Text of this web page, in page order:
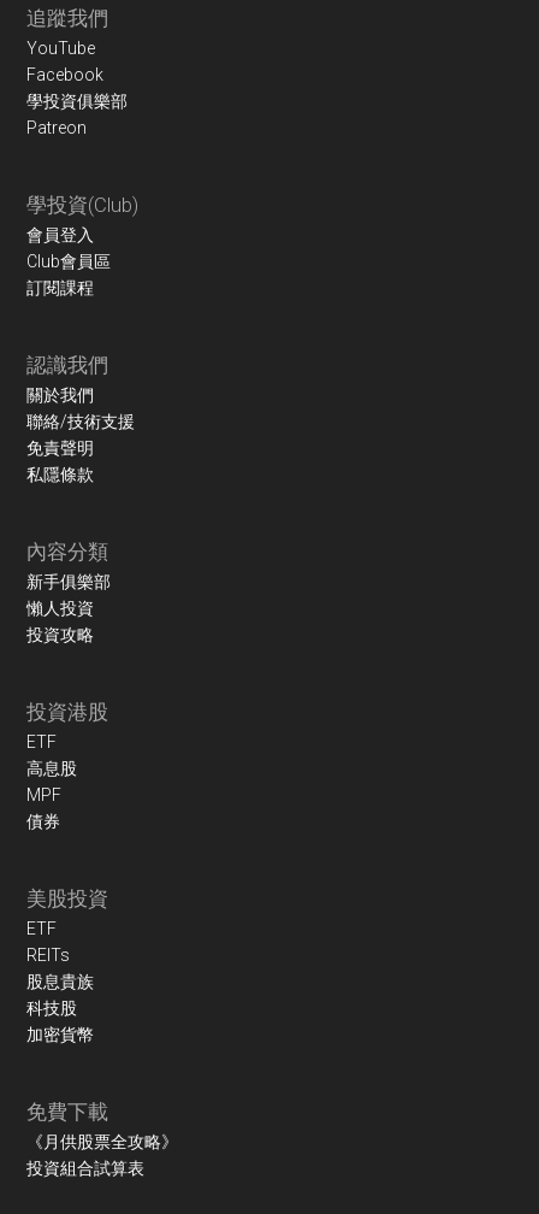
Footer
追蹤我們
YouTube
Facebook
學投資俱樂部
Patreon
學投資(Club)
會員登入
Club會員區
訂閱課程
認識我們
關於我們
聯絡/技術支援
免責聲明
私隱條款
內容分類
新手俱樂部
懶人投資
投資攻略
投資港股
ETF
高息股
MPF
債券
美股投資
ETF
REITs
股息貴族
科技股
加密貨幣
免費下載
《月供股票全攻略》
投資組合試算表